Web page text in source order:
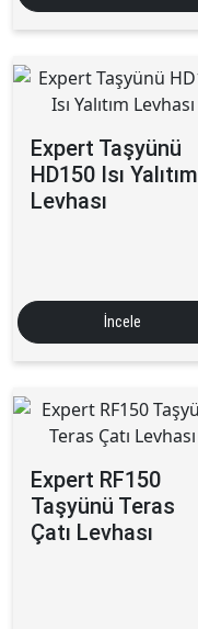
Expert Taşyünü
HD150 Isı Yalıtım
Levhası
İncele
Expert RF150
Taşyünü Teras
Çatı Levhası